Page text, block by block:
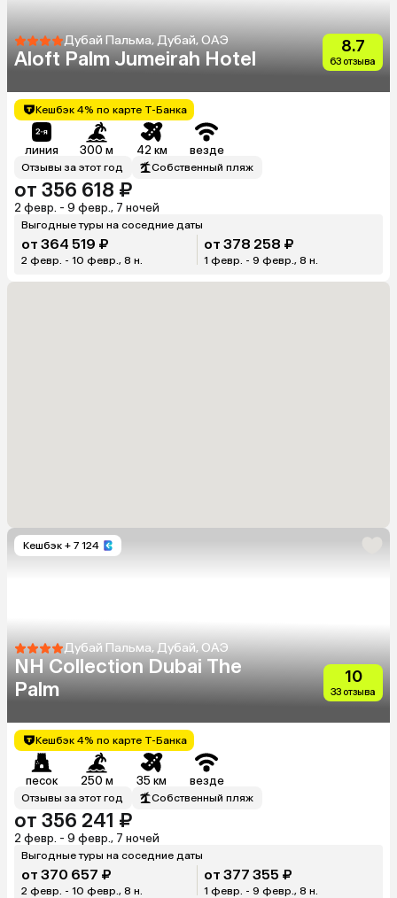
Дубай Пальма, Дубай, ОАЭ
Aloft Palm Jumeirah Hotel
8.7
63 отзыва
Кешбэк 4% по карте Т-Банка
линия 300 м 42 км везде
Отзывы за этот год Собственный пляж
от 356 618 ₽
2 февр. - 9 февр., 7 ночей
Выгодные туры на соседние даты
от 364 519 ₽
2 февр. - 10 февр., 8 н.
от 378 258 ₽
1 февр. - 9 февр., 8 н.
Кешбэк + 7 124
Дубай Пальма, Дубай, ОАЭ
NH Collection Dubai The
Palm
10
33 отзыва
Кешбэк 4% по карте Т-Банка
песок 250 м 35 км везде
Отзывы за этот год Собственный пляж
от 356 241 ₽
2 февр. - 9 февр., 7 ночей
Выгодные туры на соседние даты
от 370 657 ₽
2 февр. - 10 февр., 8 н.
от 377 355 ₽
1 февр. - 9 февр., 8 н.